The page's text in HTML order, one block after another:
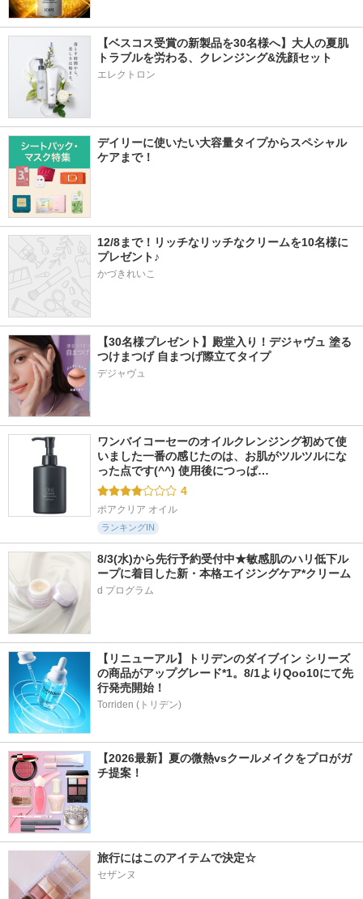
【ベスコス受賞の新製品を30名様へ】大人の夏肌
トラブルを労わる、クレンジング&洗顔セット
エレクトロン
デイリーに使いたい大容量タイプからスペシャル
ケアまで！
12/8まで！リッチなリッチなクリームを10名様に
プレゼント♪
かづきれいこ
【30名様プレゼント】殿堂入り！デジャヴュ 塗る
つけまつげ 自まつげ際立てタイプ
デジャヴュ
ワンバイコーセーのオイルクレンジング初めて使
いました一番の感じたのは、お肌がツルツルにな
った点です(^^) 使用後につっぱ…
4
ポアクリア オイル
ランキングIN
8/3(水)から先行予約受付中★敏感肌のハリ低下ル
ープに着目した新・本格エイジングケア*クリーム
d プログラム
【リニューアル】トリデンのダイブイン シリーズ
の商品がアップグレード*1。8/1よりQoo10にて先
行発売開始！
Torriden (トリデン)
【2026最新】夏の微熱vsクールメイクをプロがガ
チ提案！
旅行にはこのアイテムで決定☆
セザンヌ